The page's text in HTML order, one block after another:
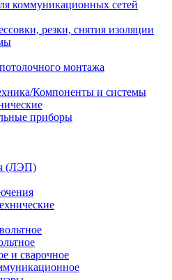
коммуникационных сетей
резки, снятия изоляции
монтажа
Компоненты и системы
приборы
(ЛЭП)
и сварочное